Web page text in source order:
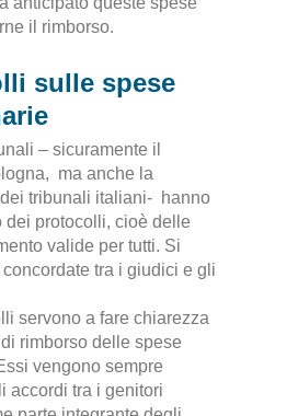
il rimborso.
sulle spese
– sicuramente il
ma anche la
tribunali italiani- hanno
dei protocolli, cioè delle
valide per tutti. Si
tra i giudici e gli
servono a fare chiarezza
rimborso delle spese
vengono sempre
accordi tra i genitori